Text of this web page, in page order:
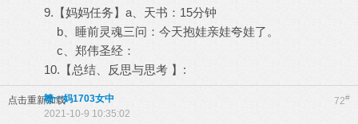
9.【妈妈任务】a、天书：15分钟
b、睡前灵魂三问：今天抱娃亲娃夸娃了。
c、郑伟圣经：
10.【总结、反思与思考 】:
点击重新加载 72#
赣一妈1703女中
2021-10-9 10:35:02